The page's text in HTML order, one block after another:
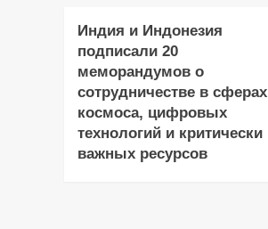
Индия и Индонезия
подписали 20
меморандумов о
сотрудничестве в сферах
космоса, цифровых
технологий и критически
важных ресурсов